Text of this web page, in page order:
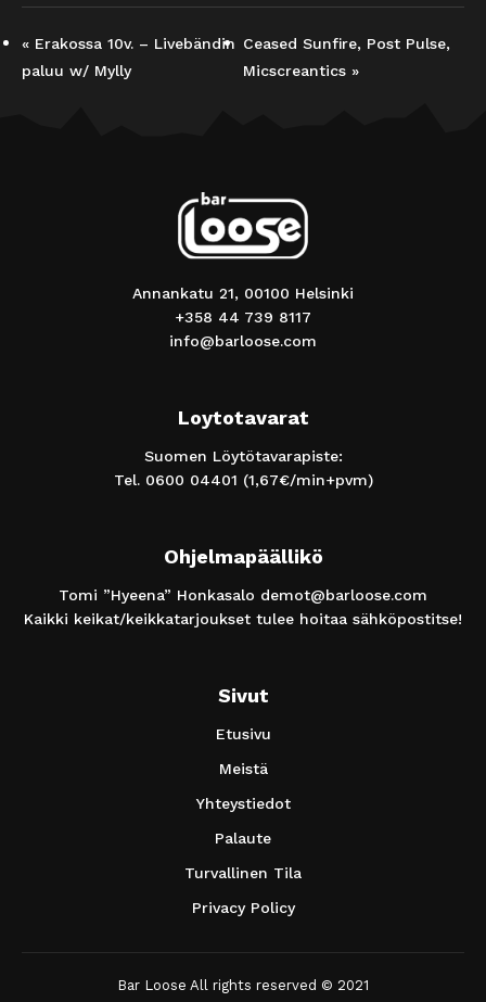
« Erakossa 10v. – Livebändin
paluu w/ Mylly
Ceased Sunfire, Post Pulse,
Micscreantics »
Annankatu 21, 00100 Helsinki
+358 44 739 8117
info@barloose.com
Loytotavarat
Suomen Löytötavarapiste:
Tel. 0600 04401 (1,67€/min+pvm)
Ohjelmapäällikö
Tomi ”Hyeena” Honkasalo demot@barloose.com
Kaikki keikat/keikkatarjoukset tulee hoitaa sähköpostitse!
Sivut
Etusivu
Meistä
Yhteystiedot
Palaute
Turvallinen Tila
Privacy Policy
Bar Loose All rights reserved © 2021